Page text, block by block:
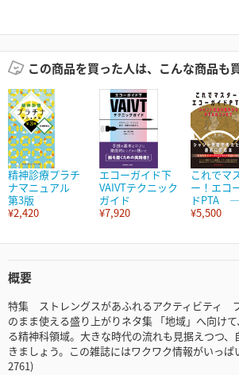
この商品を買った人は、こんな商品も
精神診療プラチ
ナマニュアル
第3版
¥2,420
エコーガイド下
VAIVTテクニック
ガイド
¥7,920
これでマ
ー！エコ
ドPTA
¥5,500
概要
特集 ストレングスがあふれるアクティビティ
のまま使える盛り上がりネタ集 「地域」へ向け
る精神科領域。大きな時代の流れも見据えつつ、
きましょう。この雑誌にはワクワク情報がいっぱ
2761)